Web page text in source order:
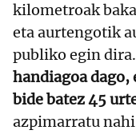
kilometroak
eta aurtengotik
publiko egin dira.
handiagoa dago,
bide batez 45
azpimarratu